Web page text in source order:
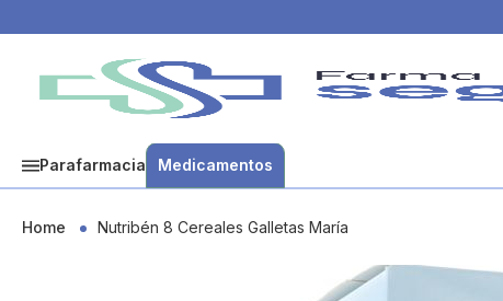
Parafarmacia Medicamentos
Home Nutribén 8 Cereales Galletas María